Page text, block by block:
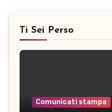
Ti Sei Perso
Comunicati stampa